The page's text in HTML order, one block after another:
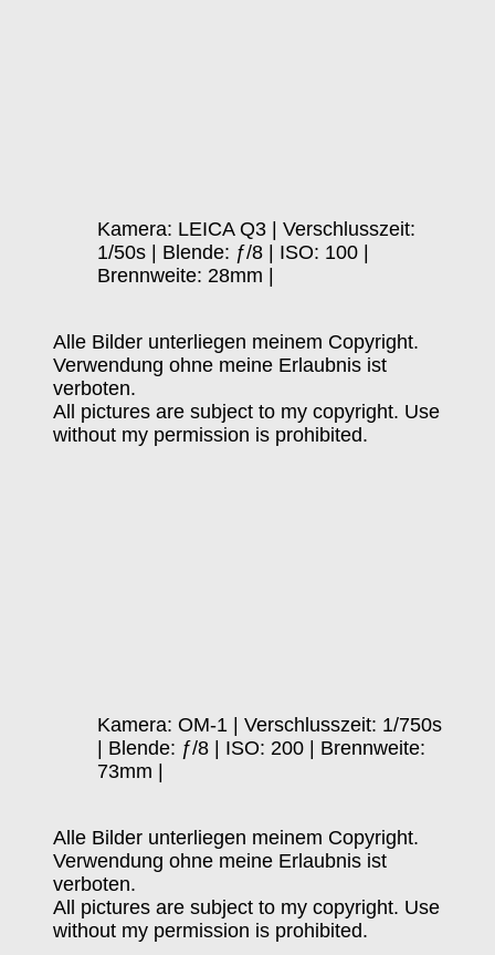
Kamera: LEICA Q3 | Verschlusszeit:
1/50s | Blende: ƒ/8 | ISO: 100 |
Brennweite: 28mm |
Alle Bilder unterliegen meinem Copyright.
Verwendung ohne meine Erlaubnis ist
verboten.
All pictures are subject to my copyright. Use
without my permission is prohibited.
Kamera: OM-1 | Verschlusszeit: 1/750s
| Blende: ƒ/8 | ISO: 200 | Brennweite:
73mm |
Alle Bilder unterliegen meinem Copyright.
Verwendung ohne meine Erlaubnis ist
verboten.
All pictures are subject to my copyright. Use
without my permission is prohibited.